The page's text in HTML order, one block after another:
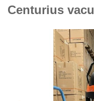
Centurius